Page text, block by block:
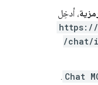
، أدخِل
https://
/chat/
Chat
.